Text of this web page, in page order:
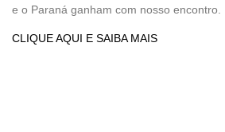
e o Paraná ganham com nosso encontro.
CLIQUE AQUI E SAIBA MAIS